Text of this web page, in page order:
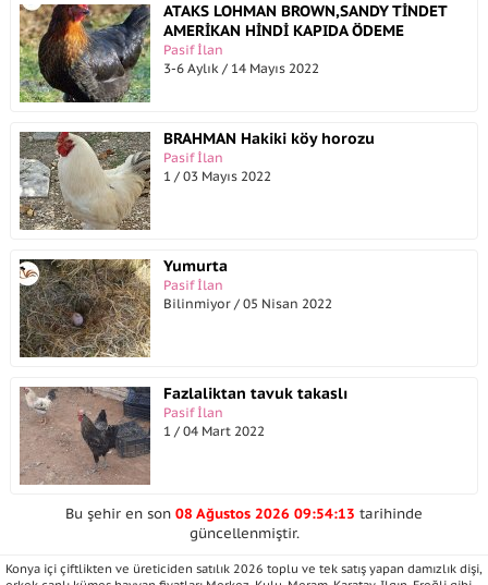
ATAKS LOHMAN BROWN,SANDY TİNDET
AMERİKAN HİNDİ KAPIDA ÖDEME
Pasif İlan
3-6 Aylık / 14 Mayıs 2022
BRAHMAN Hakiki köy horozu
Pasif İlan
1 / 03 Mayıs 2022
Yumurta
Pasif İlan
Bilinmiyor / 05 Nisan 2022
Fazlaliktan tavuk takaslı
Pasif İlan
1 / 04 Mart 2022
Bu şehir en son 08 Ağustos 2026 09:54:13 tarihinde
güncellenmiştir.
Konya içi çiftlikten ve üreticiden satılık 2026 toplu ve tek satış yapan damızlık dişi,